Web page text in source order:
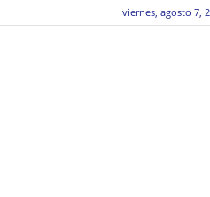
viernes, agosto 7,